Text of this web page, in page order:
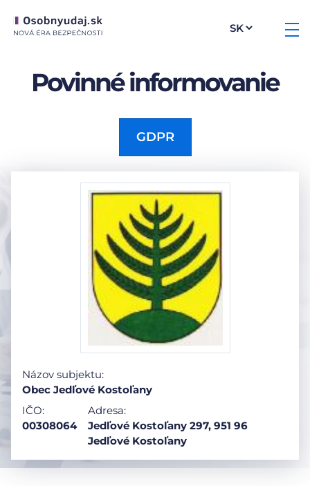
Povinné informovanie
GDPR
Názov subjektu:
Obec Jedľové Kostoľany
IČO:
00308064
Adresa:
Jedľové Kostoľany 297, 951 96
Jedľové Kostoľany